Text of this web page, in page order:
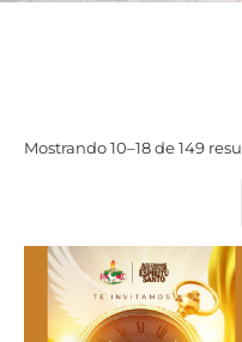
Mostrando 10–18 de 149